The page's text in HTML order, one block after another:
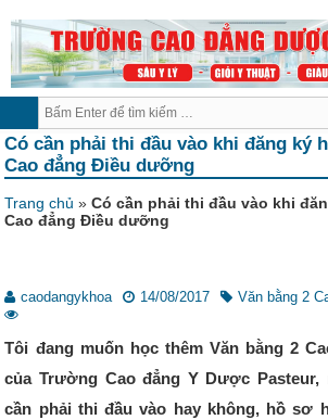
Có cần phải thi đầu vào khi đăng ký
Cao đẳng Điều dưỡng
Trang chủ »Có cần phải thi đầu vào khi
Cao đẳng Điều dưỡng
caodangykhoa 14/08/2017 Văn bằng 2
Tôi đang muốn học thêm Văn bằng 2
của Trường Cao đẳng Y Dược
cần phải thi đầu vào hay không, hồ sơ